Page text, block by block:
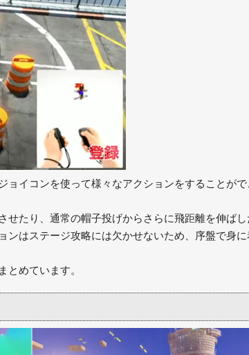
イコンを使って様々なアクションをすることがで
せたり、通常の帽子投げからさらに飛距離を伸ばし
ンはステージ攻略には欠かせないため、序盤で身に
とめています。